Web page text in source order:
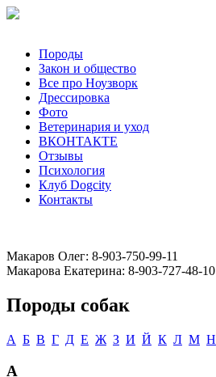
Породы
Закон и общество
Все про Ноузворк
Дрессировка
Фото
Ветеринария и уход
ВКОНТАКТЕ
Отзывы
Психология
Клуб Dogcity
Контакты
Макаров Олег: 8-903-750-99-11
Макарова Екатерина: 8-903-727-48-10
Породы собак
А Б В Г Д Е Ж З И Й К Л М Н
А